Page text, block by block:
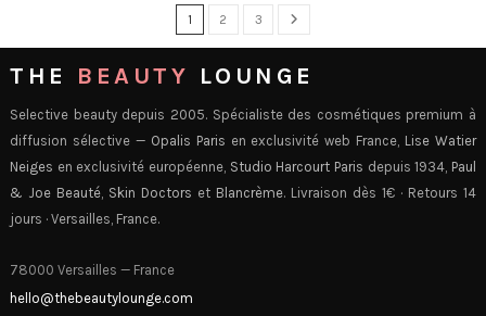
1 2 3
THE BEAUTY LOUNGE
Selective beauty depuis 2005. Spécialiste des cosmétiques premium à
diffusion sélective — Opalis Paris en exclusivité web France, Lise Watier
Neiges en exclusivité européenne, Studio Harcourt Paris depuis 1934, Paul
& Joe Beauté Skin Doctors et Blancrème. Livraison dès 1€ · Retours 14
jours · Versailles, France.
78000 Versailles — France
hello@thebeautylounge.com